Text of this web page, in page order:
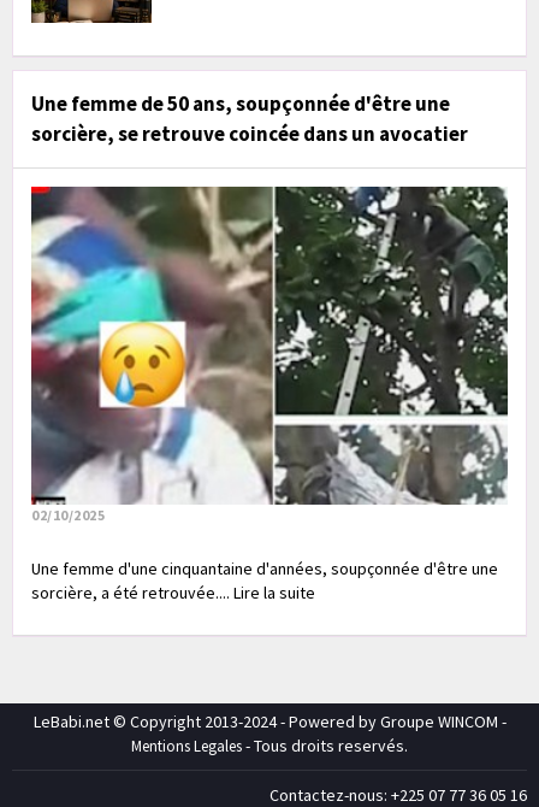
Une femme de 50 ans, soupçonnée d'être une
sorcière, se retrouve coincée dans un avocatier
02/10/2025
Une femme d'une cinquantaine d'années, soupçonnée d'être une
sorcière, a été retrouvée.... Lire la suite
LeBabi.net © Copyright 2013-2024 - Powered by Groupe WINCOM -
Mentions Legales- Tous droits reservés.
Contactez-nous: +225 07 77 36 05 16